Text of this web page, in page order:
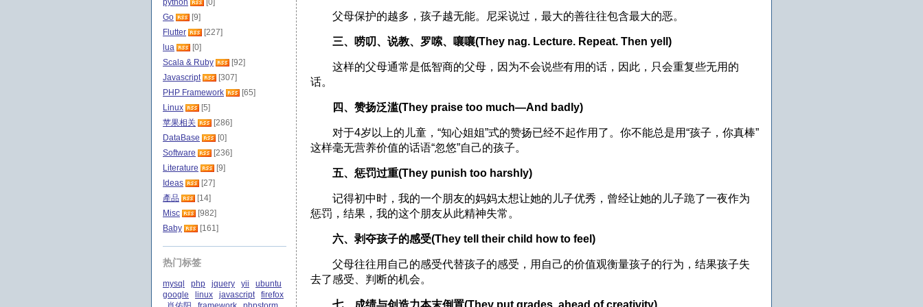
父母保护的越多，孩子越无能。尼采说过，最大的善往往包含最大的恶。
三、唠叨、说教、罗嗦、嚷嚷(They nag. Lecture. Repeat. Then yell)
这样的父母通常是低智商的父母，因为不会说些有用的话，因此，只会重复些无用的
话。
四、赞扬泛滥(They praise too much—And badly)
对于4岁以上的儿童，“知心姐姐”式的赞扬已经不起作用了。你不能总是用“孩子，你真棒”
这样毫无营养价值的话语“忽悠”自己的孩子。
五、惩罚过重(They punish too harshly)
记得初中时，我的一个朋友的妈妈太想让她的儿子优秀，曾经让她的儿子跪了一夜作为
惩罚，结果，我的这个朋友从此精神失常。
六、剥夺孩子的感受(They tell their child how to feel)
父母往往用自己的感受代替孩子的感受，用自己的价值观衡量孩子的行为，结果孩子失
去了感受、判断的机会。
七、成绩与创造力本末倒置(They put grades ahead of creativity)
python
[0]
Go
[9]
Flutter
[227]
lua
[0]
Scala & Ruby
[92]
Javascript
[307]
PHP Framework
[65]
Linux
[5]
苹果相关
[286]
DataBase
[0]
Software
[236]
Literature
[9]
Ideas
[27]
產品
[14]
Misc
[982]
Baby
[161]
热门标签
mysql php jquery yii
ubuntu
google
linux javascript
firefox